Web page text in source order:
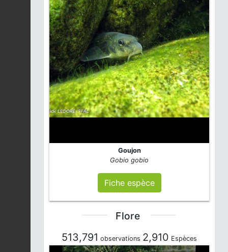
2026-08-04
Fiche espèce
Vesce cracca |Vicia
cracca
2026-08-04
Fiche espèce
Bouleau pubescent |
Betula pubescens
2026-08-04
2026-08-04
Ervilia hirsuta
2026-08-04
Orme mineur |Ulmus
2026-08-04
Goujon
Gobio gobio
Fiche espèce
Flore
513,791 observations 2,910 Espèces